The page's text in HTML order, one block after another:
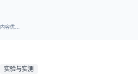
实验与实测